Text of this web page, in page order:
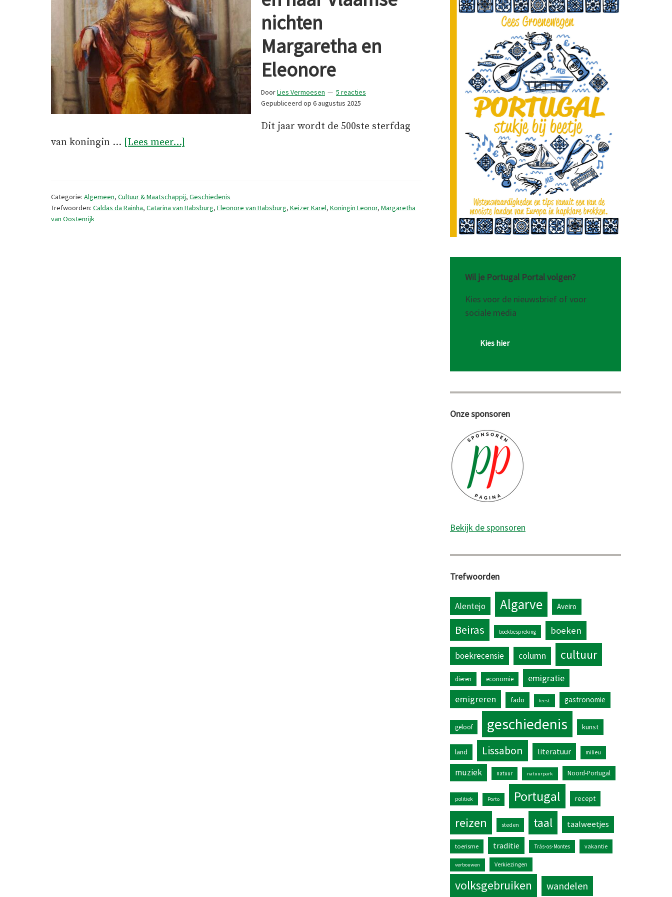
nichten
Margaretha en
Eleonore
DoorLies Vermoesen
5 reacties
Gepubliceerd op 6 augustus 2025
Dit jaar wordt de 500ste sterfdag
van koningin … [Lees meer...]
Vlaamse
Categorie: Algemeen, Cultuur & Maatschappij, Geschiedenis
Trefwoorden: Caldas da Rainha, Catarina van Habsburg, Eleonore van Habsburg, Keizer Karel, Koningin Leonor, Margaretha
van Oostenrijk
Wil je Portugal Portal volgen?
Kies voor de nieuwsbrief of voor
sociale media
Kies hier
Onze sponsoren
Bekijk de sponsoren
Trefwoorden
Alentejo Algarve Aveiro
Beiras boekbespreking boeken
boekrecensie column cultuur
dieren economie
emigratie
emigreren
fado feest gastronomie
geloof geschiedenis kunst
land Lissabon literatuur milieu
muziek natuur natuurpark Noord-Portugal
politiek Porto Portugal recept
reizen steden taal taalweetjes
toerisme traditie Trás-os-Montes vakantie
verbouwen Verkiezingen
volksgebruiken wandelen